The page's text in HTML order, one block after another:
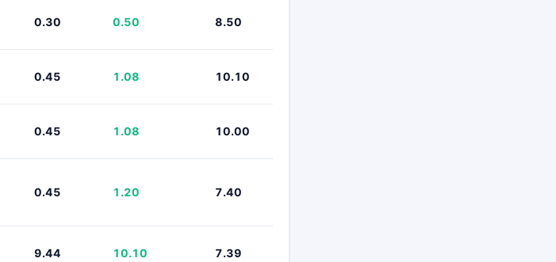
0.30 0.50 8.50
0.45 1.08 10.10
0.45 1.08 10.00
0.45 1.20 7.40
9.44 10.10 7.39